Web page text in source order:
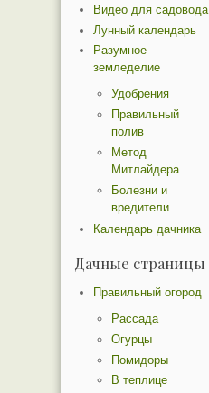
Видео для садовода
Лунный календарь
Разумное
земледелие
Удобрения
Правильный
полив
Метод
Митлайдера
Болезни и
вредители
Календарь дачника
Дачные страницы
Правильный огород
Рассада
Огурцы
Помидоры
В теплице